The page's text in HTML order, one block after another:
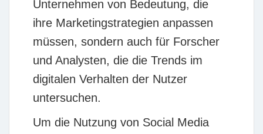
Unternehmen von Bedeutung, die
ihre Marketingstrategien anpassen
müssen, sondern auch für Forscher
und Analysten, die die Trends im
digitalen Verhalten der Nutzer
untersuchen.
Um die Nutzung von Social Media